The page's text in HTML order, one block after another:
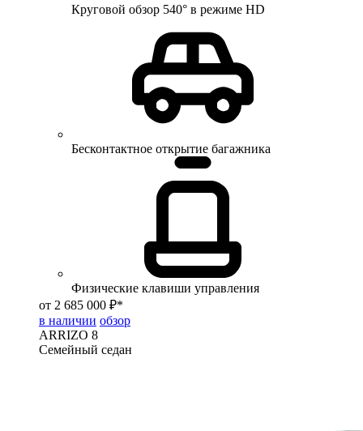
Круговой обзор 540° в режиме HD
Бесконтактное открытие багажника
Физические клавиши управления
от 2 685 000 ₽*
в наличии обзор
ARRIZO 8
Семейный седан